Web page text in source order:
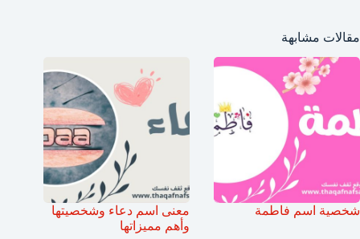
مقالات مشابهة
شخصية اسم فاطمة
معنى اسم دعاء وشخصيتها
وأهم مميزاتها